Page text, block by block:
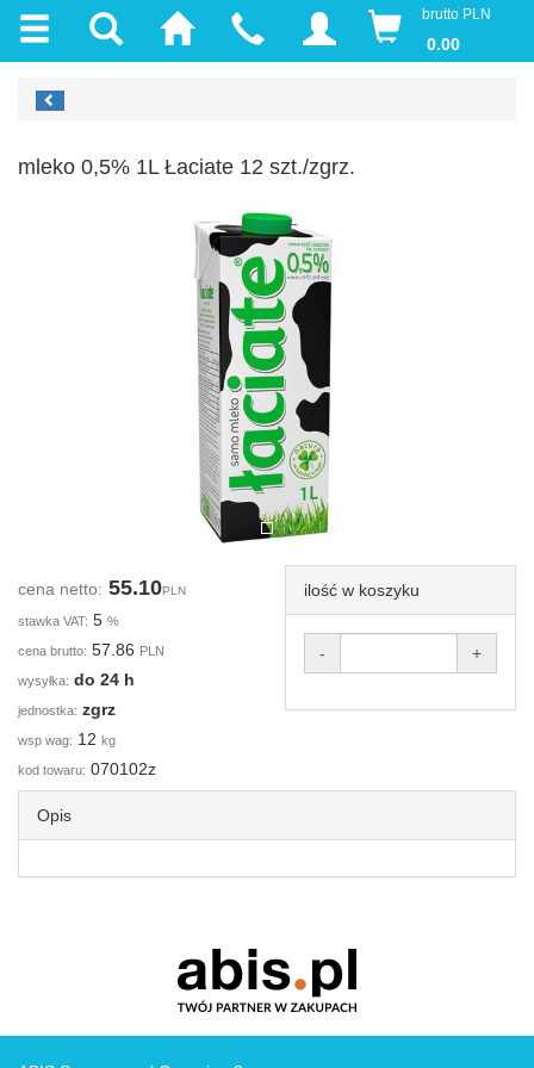
brutto PLN
0.00
mleko 0,5% 1L Łaciate 12 szt./zgrz.
cena netto: 55.10PLN
stawka VAT: 5 %
cena brutto: 57.86 PLN
wysyłka: do 24 h
jednostka: zgrz
wsp wag: 12 kg
kod towaru: 070102z
ilość w koszyku
- +
Opis